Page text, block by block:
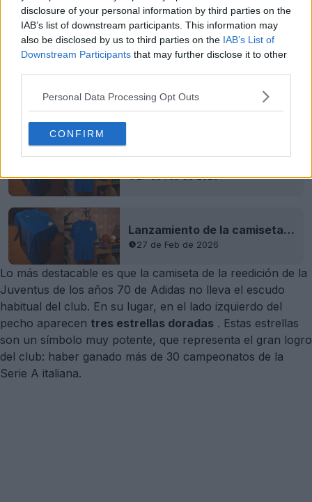
disclosure of your personal information by third parties on the
IAB’s list of downstream participants. This information may
also be disclosed by us to third parties on the IAB’s List of
Downstream Participants that may further disclose it to other
Personal Data Processing Opt Outs
CONFIRM
Lanzamiento de la camiseta Adidas Italia de los años 70
27 de Feb de 2026
Lanzamiento de la camiseta Adidas Italia de los años 70
27 de Feb de 2026
Lo más destacable es que la camiseta de la reedición de la
Juventus de los años 70 de Adidas no lleva el escudo
habitual del club. En su lugar, en el lado izquierdo del
pecho aparecen tres estrellas doradas . Estas estrellas
son un símbolo muy potente, que representa el gran logro
del club: haber ganado más de 30 campeonatos de la
Serie A italiana.